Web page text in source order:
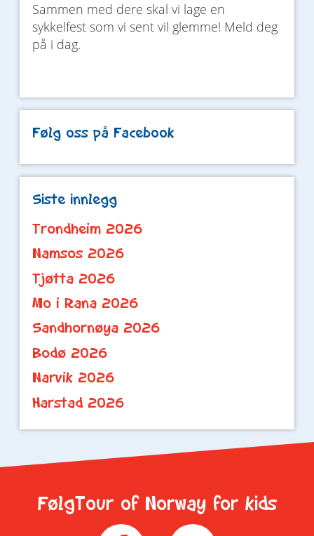
Sammen med dere skal vi lage en
sykkelfest som vi sent vil glemme! Meld deg
på i dag.
Følg oss på Facebook
Siste innlegg
Trondheim 2026
Namsos 2026
Tjøtta 2026
Mo i Rana 2026
Sandhornøya 2026
Bodø 2026
Narvik 2026
Harstad 2026
FølgTour of Norway for kids